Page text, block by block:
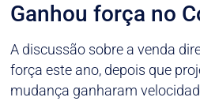
Ganhou força no
A discussão sobre a venda
força este ano, depois que
mudança ganharam